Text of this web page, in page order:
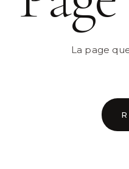
La page